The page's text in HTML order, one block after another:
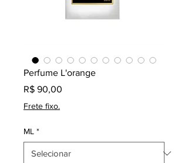
Perfume L'orange
R$ 90,00
Frete fixo.
ML *